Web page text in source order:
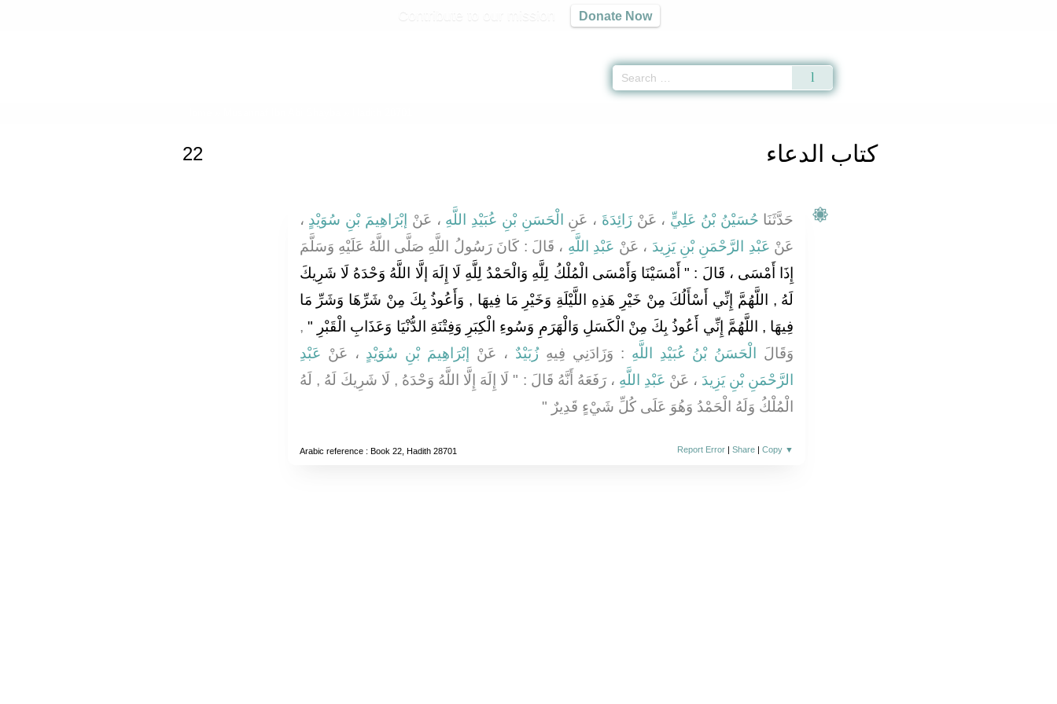
Donate Now
كتاب الدعاء 22
حَدَّثَنَا حُسَيْنُ بْنُ عَلِيٍّ ، عَنْزَائِدَةَ ، عَنِ الْحَسَنِ بْنِ عُبَيْدِ اللَّهِ ، عَنْ إبْرَاهِيمَ بْنِ سُوَيْدٍ ،
عَنْ عَبْدِ الرَّحْمَنِ بْنِ يَزِيدَ ، عَنْ عَبْدِ اللَّهِ ، قَالَ : كَانَ رَسُولُ اللَّهِ صَلَّى اللَّهُ عَلَيْهِ وَسَلَّمَ
إِذَا أَمْسَى ، قَالَ : " أَمْسَيْنَا وَأَمْسَى الْمُلْكُ لِلَّهِ وَالْحَمْدُ لِلَّهِ لَا إِلَهَ إلَّا اللَّهُ وَحْدَهُ لَا شَرِيكَ
لَهُ , اللَّهُمَّ إِنِّي أَسْأَلُكَ مِنْ خَيْرِ هَذِهِ اللَّيْلَةِ وَخَيْرِ مَا فِيهَا , وَأَعُوذُ بِكَ مِنْ شَرِّهَا وَشَرِّ مَا
فِيهَا , اللَّهُمَّ إِنِّي أَعُوذُ بِكَ مِنْ الْكَسَلِ وَالْهَرَمِ وَسُوءِ الْكِبَرِ وَفِتْنَةِ الدُّنْيَا وَعَذَابِ الْقَبْرِ " ,
وَقَالَ
الْحَسَنُ بْنُ عُبَيْدِ اللَّهِ : وَزَادَنِي فِيهِزُبَيْدٌ ، عَنْ إبْرَاهِيمَ بْنِ سُوَيْدٍ ، عَنْ عَبْدِ
الرَّحْمَنِ بْنِ يَزِيدَ ، عَنْ عَبْدِ اللَّهِ ، رَفَعَهُ أَنَّهُ قَالَ : " لَا إِلَهَ إِلَّا اللَّهُ وَحْدَهُ , لَا شَرِيكَ لَهُ , لَهُ
الْمُلْكُ وَلَهُ الْحَمْدُ وَهُوَ عَلَى كُلِّ شَيْءٍ قَدِيرٌ "
Arabic reference: Book 22, Hadith 28701 Report Error |Share |Copy ▼